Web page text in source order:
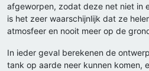
afgeworpen, zodat deze net niet in
is het zeer waarschijnlijk dat ze
atmosfeer en nooit meer op de
In ieder geval berekenen de
tank op aarde neer kunnen komen,